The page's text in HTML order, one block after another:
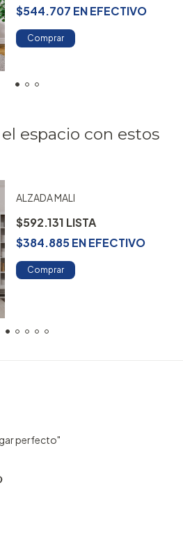
$544.707 ENEFECTIVO
Comprar
espacio con estos
ALZADA MALI
$592.131
$384.885ENEFECTIVO
Comprar
perfecto"